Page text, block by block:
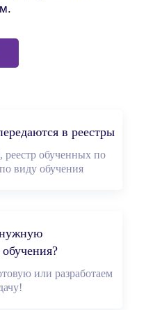
в реестры
обученных по
виду обучения
или разработаем